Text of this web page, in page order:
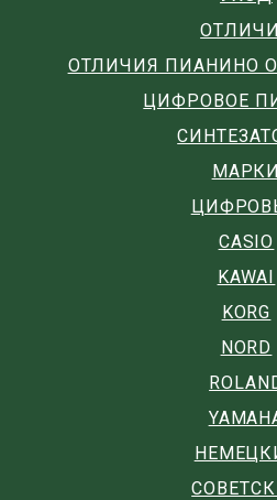
ОТЛИЧИЯ ПИАНИНО
ЦИФРОВОЕ
МАРКИ
CASIO
KAWAI
KORG
NORD